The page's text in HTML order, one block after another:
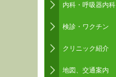
内科・呼吸器内科
検診・ワクチン
クリニック紹介
地図、交通案内